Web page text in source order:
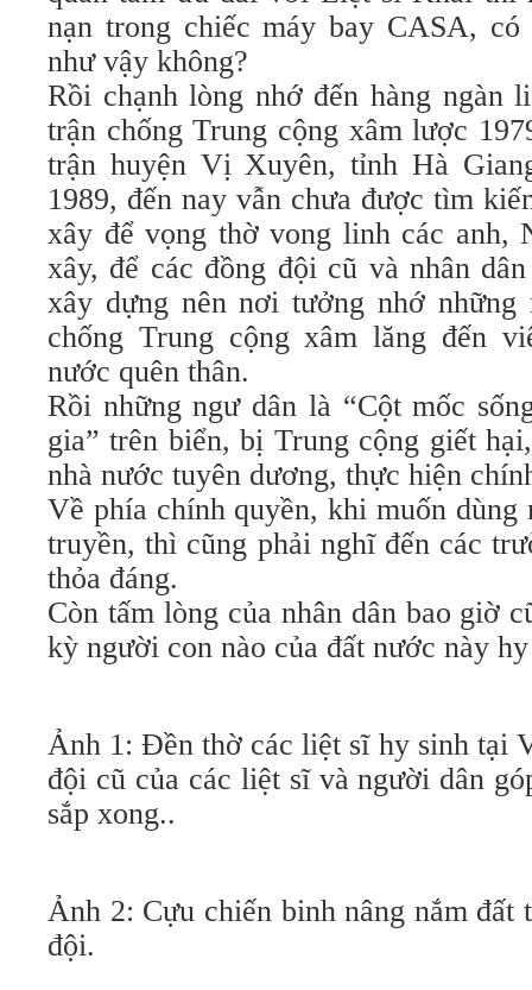
nạn trong chiếc máy bay CASA,
như vậy không?
Rồi chạnh lòng nhớ đến hàng ngàn
trận chống Trung cộng xâm lược
trận huyện Vị Xuyên, tỉnh Hà
1989, đến nay vẫn chưa được tìm
xây để vọng thờ vong linh các anh,
xây, để các đồng đội cũ và nhân
xây dựng nên nơi tưởng nhớ những
chống Trung cộng xâm lăng đến
nước quên thân.
Rồi những ngư dân là “Cột mốc
gia” trên biển, bị Trung cộng giết
nhà nước tuyên dương, thực hiện
Về phía chính quyền, khi muốn dùng
truyền, thì cũng phải nghĩ đến các
thỏa đáng.
Còn tấm lòng của nhân dân bao giờ
kỳ người con nào của đất nước này
Ảnh 1: Đền thờ các liệt sĩ hy sinh tại
đội cũ của các liệt sĩ và người dân
sắp xong..
Ảnh 2: Cựu chiến binh nâng nắm đất
đội.